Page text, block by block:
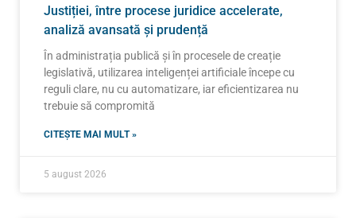
Justiției, între procese juridice accelerate,
analiză avansată și prudență
În administrația publică și în procesele de creație
legislativă, utilizarea inteligenței artificiale începe cu
reguli clare, nu cu automatizare, iar eficientizarea nu
trebuie să compromită
CITEȘTE MAI MULT »
5 august 2026